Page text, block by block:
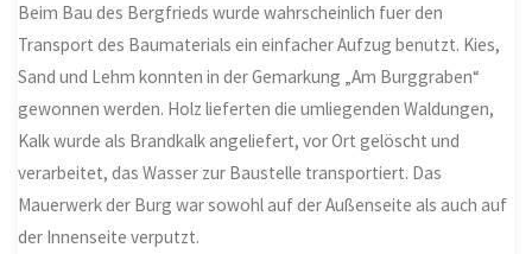
Beim Bau des Bergfrieds wurde wahrscheinlich fuer den
Transport des Baumaterials ein einfacher Aufzug benutzt. Kies,
Sand und Lehm konnten in der Gemarkung „Am Burggraben“
gewonnen werden. Holz lieferten die umliegenden Waldungen,
Kalk wurde als Brandkalk angeliefert, vor Ort gelöscht und
verarbeitet, das Wasser zur Baustelle transportiert. Das
Mauerwerk der Burg war sowohl auf der Außenseite als auch auf
der Innenseite verputzt.